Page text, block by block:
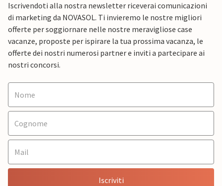
Iscrivendoti alla nostra newsletter riceverai comunicazioni
di marketing da NOVASOL. Ti invieremo le nostre migliori
offerte per soggiornare nelle nostre meravigliose case
vacanze, proposte per ispirare la tua prossima vacanza, le
offerte dei nostri numerosi partner e inviti a partecipare ai
nostri concorsi.
Iscriviti